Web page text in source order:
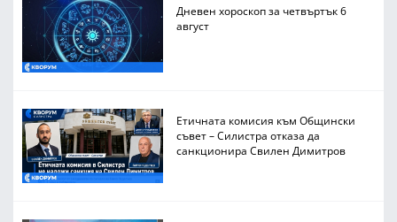
Дневен хороскоп за четвъртък 6
август
Етичната комисия към Общински
съвет – Силистра отказа да
санкционира Свилен Димитров